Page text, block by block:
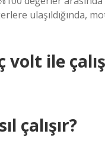
ulaşıldığında,
ile
çalışır?